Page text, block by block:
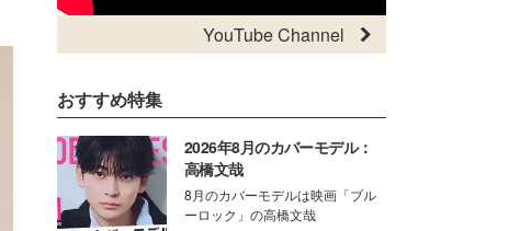
YouTube Channel
おすすめ特集
2026年8月のカバーモデル：
高橋文哉
8月のカバーモデルは映画「ブル
ーロック」の高橋文哉